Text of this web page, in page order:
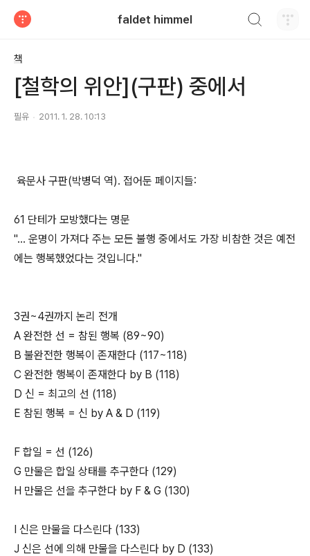
faldet himmel
책
[철학의 위안](구판) 중에서
필유 2011. 1. 28. 10:13
육문사 구판(박병덕 역). 접어둔 페이지들:
61 단테가 모방했다는 명문
"… 운명이 가져다 주는 모든 불행 중에서도 가장 비참한 것은 예전
에는 행복했었다는 것입니다."
3권~4권까지 논리 전개
A 완전한 선 = 참된 행복 (89~90)
B 불완전한 행복이 존재한다 (117~118)
C 완전한 행복이 존재한다 by B (118)
D 신 = 최고의 선 (118)
E 참된 행복 = 신 by A & D (119)
F 합일 = 선 (126)
G 만물은 합일 상태를 추구한다 (129)
H 만물은 선을 추구한다 by F & G (130)
I 신은 만물을 다스린다 (133)
J 신은 선에 의해 만물을 다스린다 by D (133)